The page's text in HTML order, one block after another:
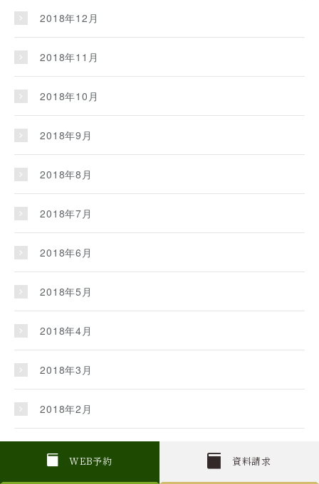
W EB予約 資料請求
2018年12月
2018年11月
2018年10月
2018年9月
2018年8月
2018年7月
2018年6月
2018年5月
2018年4月
2018年3月
2018年2月